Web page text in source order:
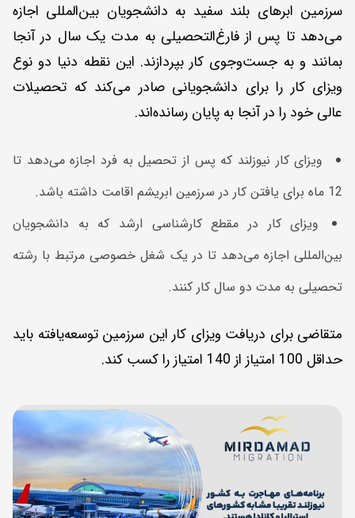
سرزمین ابرهای بلند سفید به دانشجویان بین‌المللی اجازه
می‌دهد تا پس از فارغ‌التحصیلی به ‌مدت یک سال در آنجا
بمانند و به جست‌وجوی کار بپردازند. این نقطه دنیا دو نوع
ویزای کار را برای دانشجویانی صادر می‌کند که تحصیلات
عالی خود را در آنجا به پایان رسانده‌اند.
ویزای کار نیوزلند که پس از تحصیل به فرد اجازه می‌دهد تا
12 ماه برای یافتن کار در سرزمین ابریشم اقامت داشته باشد.
ویزای کار در مقطع کارشناسی ارشد که به دانشجویان
بین‌المللی اجازه می‌دهد تا در یک شغل خصوصی مرتبط با رشته
تحصیلی به مدت دو سال کار کنند.
متقاضی برای دریافت ویزای کار این سرزمین توسعه‌یافته باید
حداقل 100 امتیاز از 140 امتیاز را کسب کند.